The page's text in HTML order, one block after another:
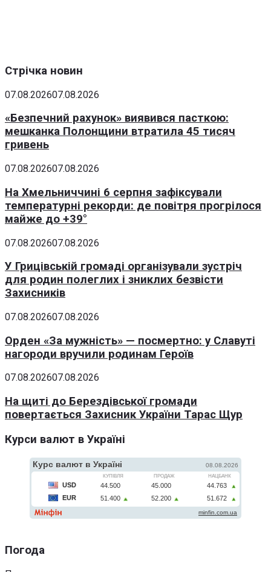
Стрічка новин
07.08.202607.08.2026
«Безпечний рахунок» виявився пасткою:
мешканка Полонщини втратила 45 тисяч
гривень
07.08.202607.08.2026
На Хмельниччині 6 серпня зафіксували
температурні рекорди: де повітря прогрілося
майже до +39°
07.08.202607.08.2026
У Грицівській громаді організували зустріч
для родин полеглих і зниклих безвісти
Захисників
07.08.202607.08.2026
Орден «За мужність» — посмертно: у Славуті
нагороди вручили родинам Героїв
07.08.202607.08.2026
На щиті до Берездівської громади
повертається Захисник України Тарас Щур
Курси валют в Україні
Погода